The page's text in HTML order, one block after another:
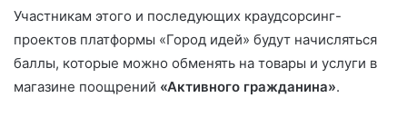
Участникам этого и последующих краудсорсинг-
проектов платформы «Город идей» будут начисляться
баллы, которые можно обменять на товары и услуги в
магазине поощрений «Активного граж­данина».